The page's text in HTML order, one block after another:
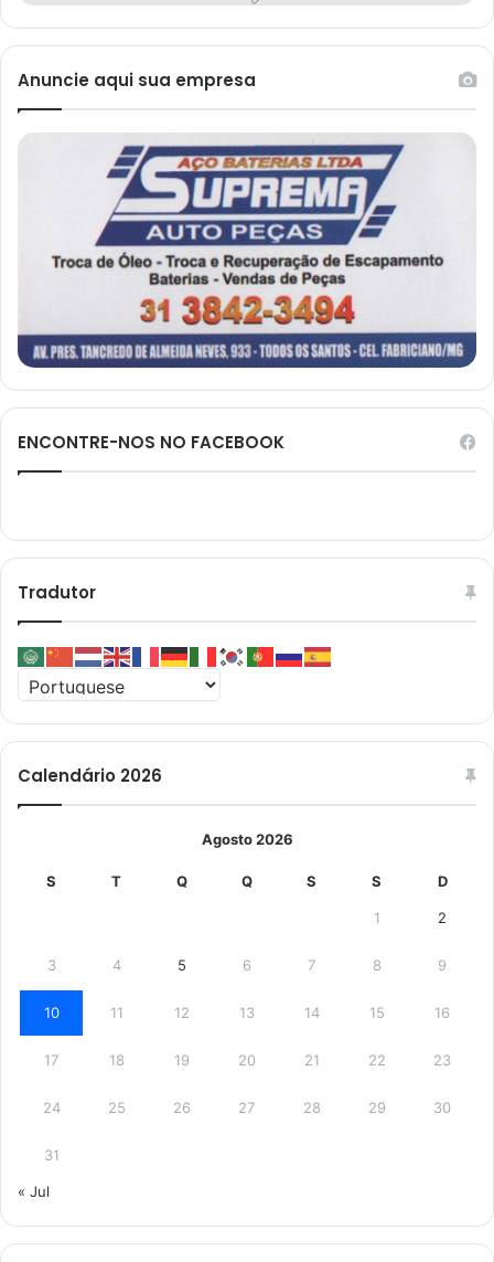
Anuncie aqui sua empresa
ENCONTRE-NOS NO FACEBOOK
Tradutor
Calendário 2026
Agosto 2026
S T Q Q S S D
1 2
3 4 5 6 7 8 9
10 11 12 13 14 15 16
17 18 19 20 21 22 23
24 25 26 27 28 29 30
31
« Jul